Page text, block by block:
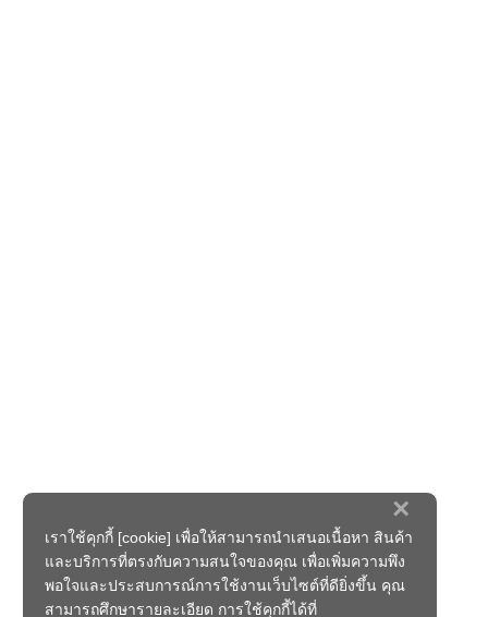
×
เราใช้คุกกี้ [cookie] เพื่อให้สามารถนำเสนอเนื้อหา สินค้า
และบริการที่ตรงกับความสนใจของคุณ เพื่อเพิ่มความพึง
พอใจและประสบการณ์การใช้งานเว็บไซต์ที่ดียิ่งขึ้น คุณ
สามารถศึกษารายละเอียด การใช้คุกกี้ได้ที่